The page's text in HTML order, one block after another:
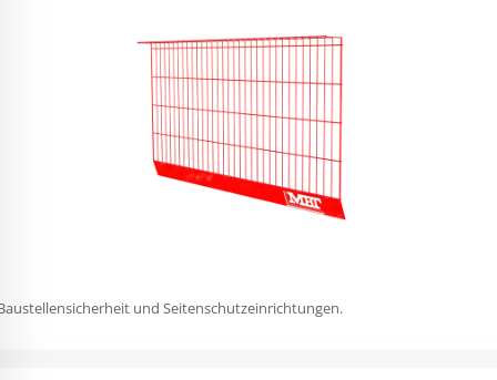
und Seitenschutzeinrichtungen.